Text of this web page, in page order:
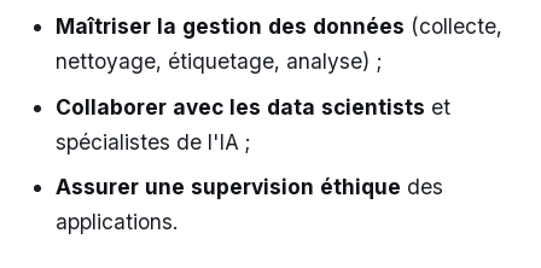
Maîtriser la gestion des données (collecte,
nettoyage, étiquetage, analyse) ;
Collaborer avec les data scientists et
spécialistes de l'IA ;
Assurer une supervision éthique des
applications.